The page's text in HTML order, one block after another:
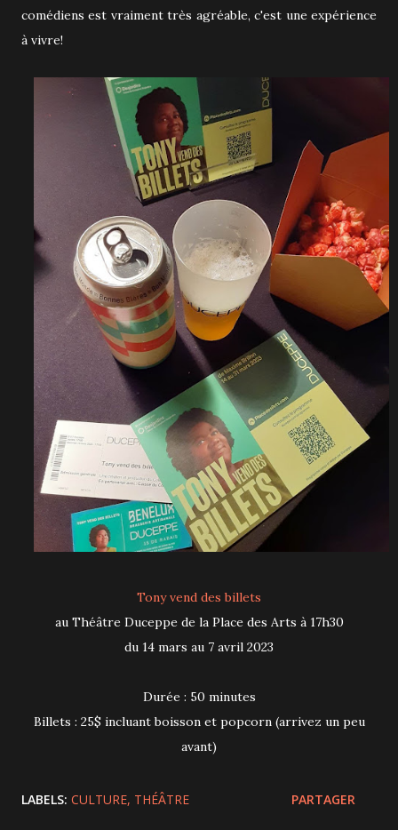
comédiens est vraiment très agréable, c'est une expérience
à vivre!
Tony vend des billets
au Théâtre Duceppe de la Place des Arts à 17h30
du 14 mars au 7 avril 2023
Durée : 50 minutes
Billets : 25$ incluant boisson et popcorn (arrivez un peu
avant)
LABELS: CULTURE THÉÂTRE PARTAGER